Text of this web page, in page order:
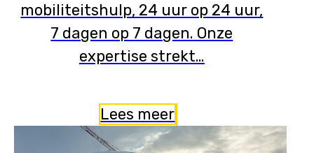
mobiliteitshulp, 24 uur op 24 uur,
7 dagen op 7 dagen. Onze
expertise strekt…
Lees meer